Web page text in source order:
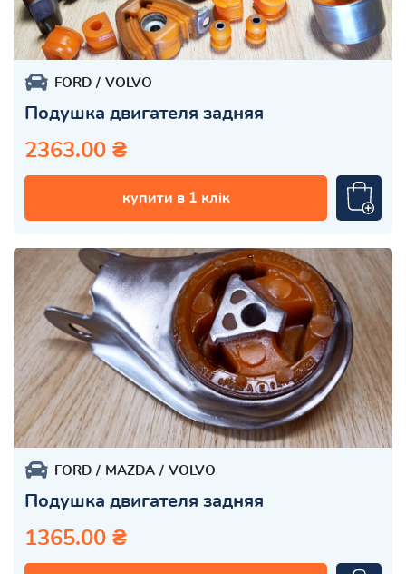
FORD VOLVO
Подушка двигателя задняя
2363.00 ₴
купити в 1 клік
FORD MAZDA VOLVO
Подушка двигателя задняя
1365.00 ₴